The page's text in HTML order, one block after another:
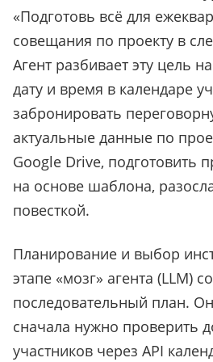
«Подготовь всё для
совещания по проекту в
Агент разбивает эту цель
дату и время в календаре
забронировать
актуальные данные по
Google Drive, подготовить
на основе шаблона,
повесткой.
Планирование и выбор
этапе «мозг» агента (LLM)
последовательный план.
сначала нужно проверить
участников через API